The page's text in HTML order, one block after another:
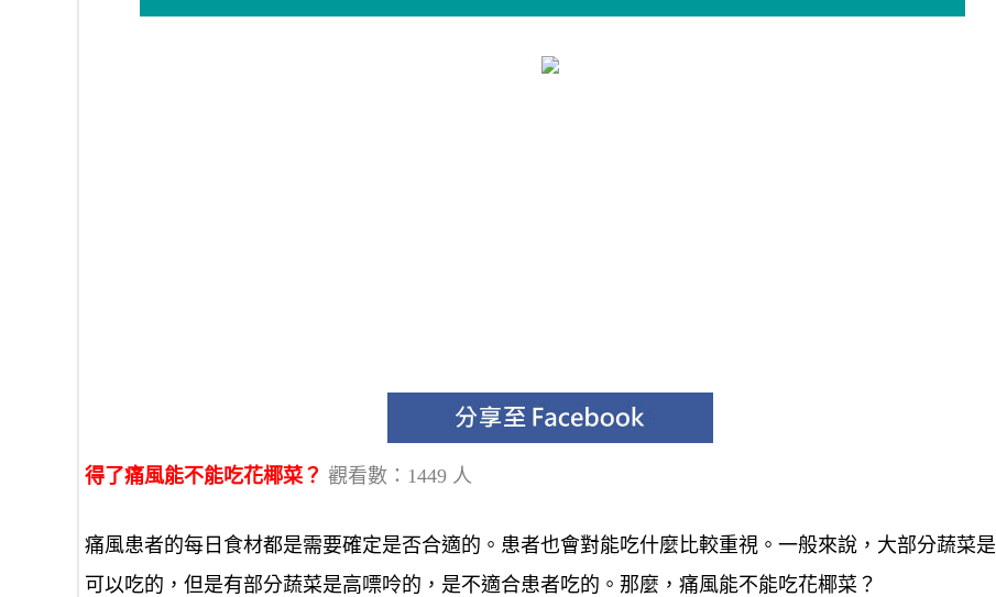
得了痛風能不能吃花椰菜？ 觀看數：1449 人
痛風患者的每日食材都是需要確定是否合適的。患者也會對能吃什麼比較重視。一般來說，大部分蔬菜是
可以吃的，但是有部分蔬菜是高嘌呤的，是不適合患者吃的。那麼，痛風能不能吃花椰菜？